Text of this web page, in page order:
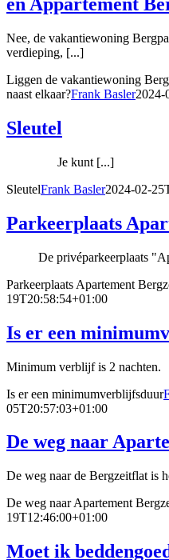
Nee, de vakantiewoning
verdieping, [...]
Liggen de vakantiewoning
naast elkaar?Frank Basler2024-
Sleutel
Je kunt [...]
SleutelFrank Basler2024-02-
Parkeerplaats
De privéparkeerplaats
Parkeerplaats Apartement
19T20:58:54+01:00
Is er een
Minimum verblijf is 2 nachten.
Is er een minimumverblijfsduur
05T20:57:03+01:00
De weg naar
De weg naar de Bergzeitflat is
De weg naar Apartement
19T12:46:00+01:00
Moet ik